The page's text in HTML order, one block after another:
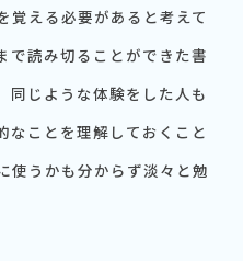
覚える必要があると考えて
で読み切ることができた書
同じような体験をした人も
なことを理解しておくこと
使うかも分からず淡々と勉